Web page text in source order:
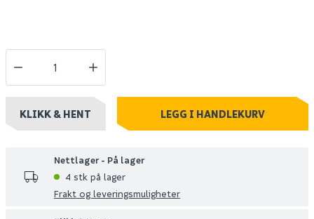
KLIKK & HENT LEGG I HANDLEKURV
Nettlager - På lager
4 stk på lager
Frakt og leveringsmuligheter